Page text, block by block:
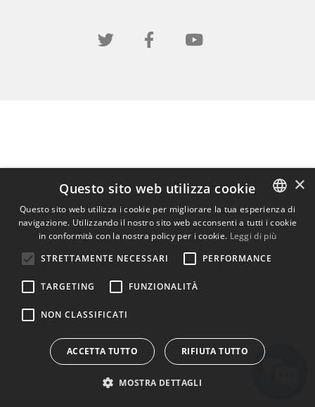
ENGLISH
DUTCH
ESTONIAN
×
Questo sito web utilizza cookie
Questo sito web utilizza i cookie per migliorare la tua esperienza di
navigazione. Utilizzando il nostro sito web acconsenti a tutti i cookie
in conformità con la nostra policy per i cookie. Leggi di più
STRETTAMENTE NECESSARI
PERFORMANCE
TARGETING FUNZIONALITÀ
NON CLASSIFICATI
ACCETTA TUTTO RIFIUTA TUTTO
MOSTRA DETTAGLI